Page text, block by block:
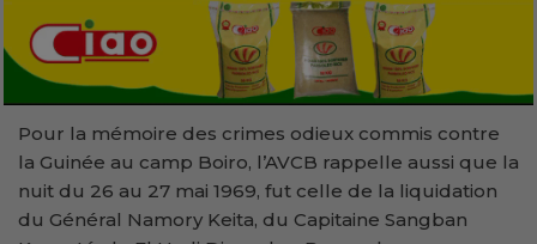
Pour la mémoire des crimes odieux commis contre
la Guinée au camp Boiro, l’AVCB rappelle aussi que la
nuit du 26 au 27 mai 1969, fut celle de la liquidation
du Général Namory Keita, du Capitaine Sangban